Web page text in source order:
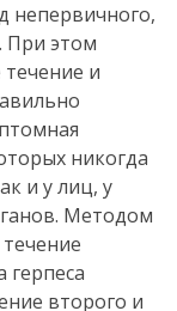
непервичного,
При этом
и
никогда
и у лиц, у
Методом
герпеса
второго и